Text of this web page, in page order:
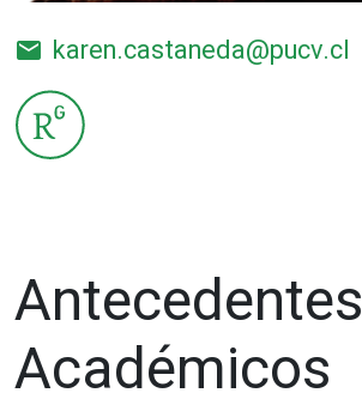
Antecedentes
Académicos
email karen.castaneda@pucv.cl